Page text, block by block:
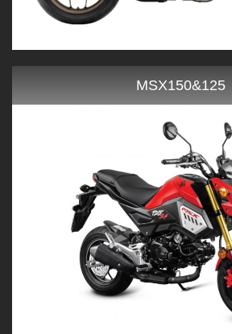
MSX150&125